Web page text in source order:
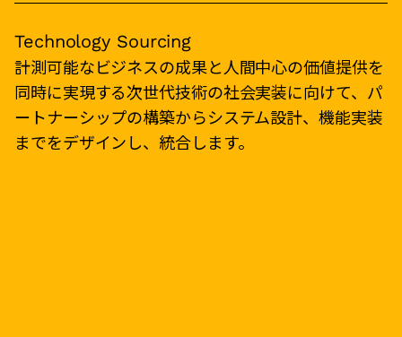
Technology Sourcing
計測可能なビジネスの成果と人間中心の価値提供を
同時に実現する次世代技術の社会実装に向けて、パ
ートナーシップの構築からシステム設計、機能実装
までをデザインし、統合します。